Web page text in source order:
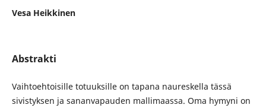
Vesa Heikkinen
Abstrakti
Vaihtoehtoisille totuuksille on tapana naureskella tässä
sivistyksen ja sananvapauden mallimaassa. Oma hymyni on